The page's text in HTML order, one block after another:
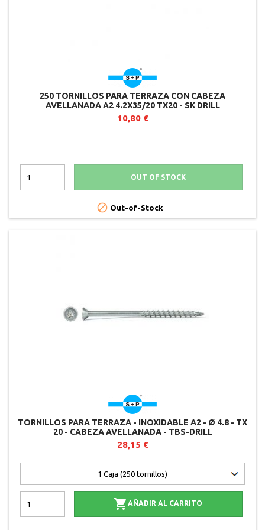
250 TORNILLOS PARA TERRAZA CON CABEZA
AVELLANADA A2 4.2X35/20 TX20 - SK DRILL
10,80 €
OUT OF STOCK
 Out-of-Stock
TORNILLOS PARA TERRAZA - INOXIDABLE A2 - Ø 4.8 - TX
20 - CABEZA AVELLANADA - TBS-DRILL
28,15 €
 AÑADIR AL CARRITO